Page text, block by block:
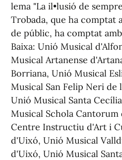
lema "La il•lusió de
Trobada, que ha comptat
de públic, ha comptat amb
Baixa: Unió Musical
Musical Artanense
Borriana, Unió Musical
Musical San Felip Neri de
Unió Musical Santa
Musical Schola Cantorum
Centre Instructiu d'Art i
d'Uixó, Unió Musical
d'Uixó, Unió Musical